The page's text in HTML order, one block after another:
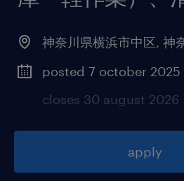
神奈川県横浜市中区, 神
posted 7 october 2025
closes 30 august 2026
apply